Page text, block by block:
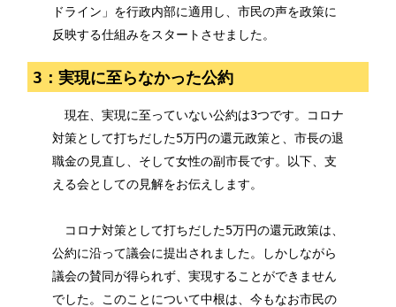
ドライン」を行政内部に適用し、市民の声を政策に
反映する仕組みをスタートさせました。
3：実現に至らなかった公約
現在、実現に至っていない公約は3つです。コロナ
対策として打ちだした5万円の還元政策と、市長の退
職金の見直し、そして女性の副市長です。以下、支
える会としての見解をお伝えします。
コロナ対策として打ちだした5万円の還元政策は、
公約に沿って議会に提出されました。しかしながら
議会の賛同が得られず、実現することができません
でした。このことについて中根は、今もなお市民の